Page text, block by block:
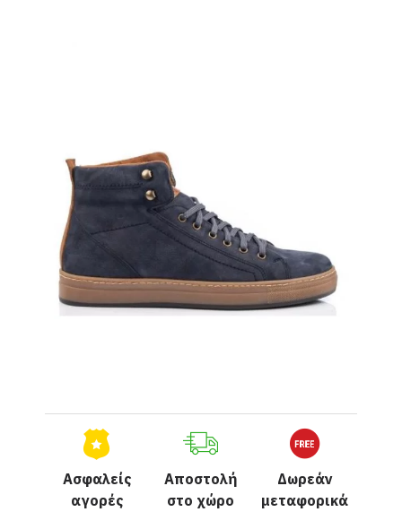
Ασφαλείς
αγορές
Αποστολή
στο χώρο
Δωρεάν
μεταφορικά